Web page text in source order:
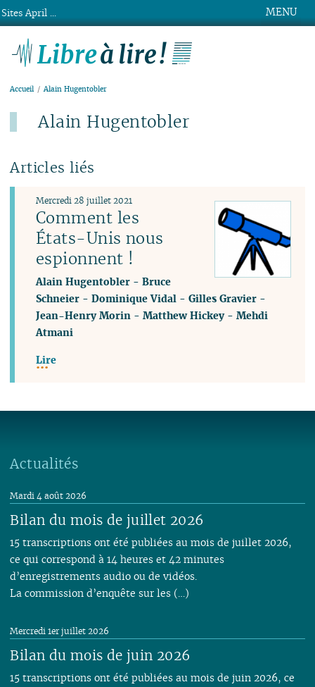
MENU
Accueil Alain Hugentobler
Alain Hugentobler
Articles liés
Comment les
États-Unis nous
espionnent !
Mercredi 28 juillet 2021
Alain Hugentobler -Bruce
Schneier -Dominique Vidal -Gilles Gravier -
Jean-Henry Morin -Matthew Hickey-Mehdi
Atmani
Lire
Actualités
Bilan du mois de juillet 2026
Mardi 4 août 2026
15 transcriptions ont été publiées au mois de juillet 2026,
ce qui correspond à 14 heures et 42 minutes
d’enregistrements audio ou de vidéos.
La commission d’enquête sur les (…)
Bilan du mois de juin 2026
Mercredi 1er juillet 2026
15 transcriptions ont été publiées au mois de juin 2026, ce
Sites April ...